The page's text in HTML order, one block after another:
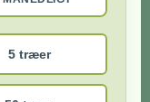
5 træer